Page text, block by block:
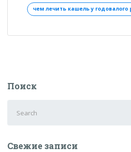
чем
чем лечить кашель у годовалого
Поиск
for:
Свежие записи